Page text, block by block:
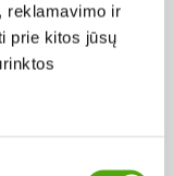
reklamavimo ir
prie kitos jūsų